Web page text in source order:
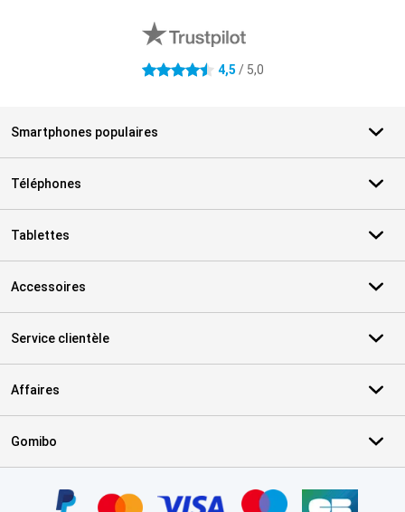
4.5 étoiles 4,5 / 5,0
Smartphones populaires
Téléphones
Tablettes
Accessoires
Service clientèle
Affaires
Gomibo